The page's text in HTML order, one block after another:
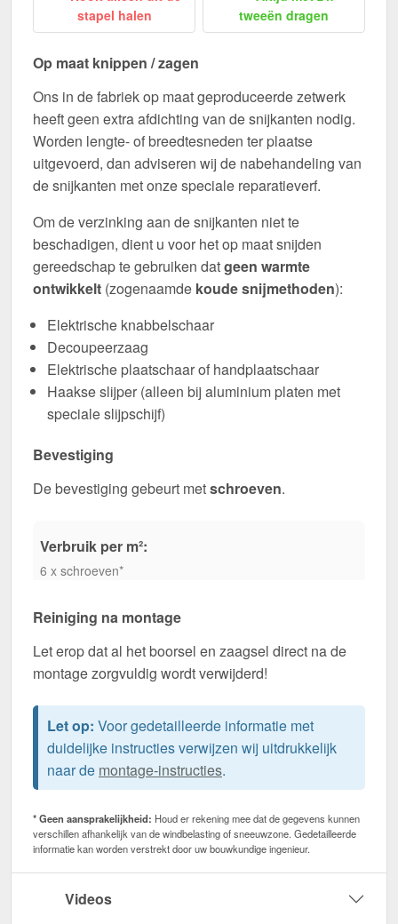
stapel halen
tweeën dragen
Op maat knippen / zagen
Ons in de fabriek op maat geproduceerde zetwerk
heeft geen extra afdichting van de snijkanten nodig.
Worden lengte- of breedtesneden ter plaatse
uitgevoerd, dan adviseren wij de nabehandeling van
de snijkanten met onze speciale reparatieverf.
Om de verzinking aan de snijkanten niet te
beschadigen, dient u voor het op maat snijden
gereedschap te gebruiken datgeen warmte
ontwikkelt (zogenaamde koude snijmethoden):
Elektrische knabbelschaar
Decoupeerzaag
Elektrische plaatschaar of handplaatschaar
Haakse slijper (alleen bij aluminium platen met
speciale slijpschijf)
Bevestiging
De bevestiging gebeurt metschroeven.
Verbruik per m²:
6 x schroeven*
Reiniging na montage
Let erop dat al het boorsel en zaagsel direct na de
montage zorgvuldig wordt verwijderd!
Let op: Voor gedetailleerde informatie met
duidelijke instructies verwijzen wij uitdrukkelijk
naar de montage-instructies.
* Geen aansprakelijkheid: Houd er rekening mee dat de gegevens kunnen
verschillen afhankelijk van de windbelasting of sneeuwzone. Gedetailleerde
informatie kan worden verstrekt door uw bouwkundige ingenieur.
Videos